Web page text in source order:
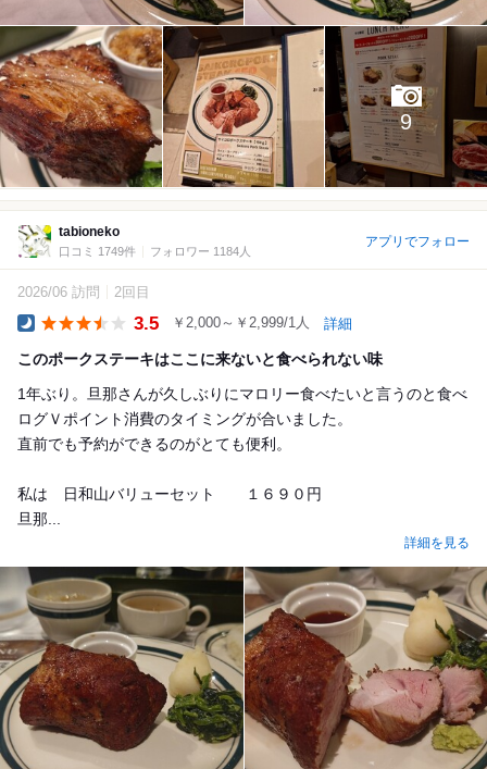
9
tabioneko
口コミ 1749件 フォロワー 1184人
アプリでフォロー
2026/06 訪問 2回目
3.5 ￥2,000～￥2,999/1人 詳細
このポークステーキはここに来ないと食べられない味
1年ぶり。旦那さんが久しぶりにマロリー食べたいと言うのと食べ
ログＶポイント消費のタイミングが合いました。
直前でも予約ができるのがとても便利。
私は 日和山バリューセット １６９０円
旦那...
詳細を見る